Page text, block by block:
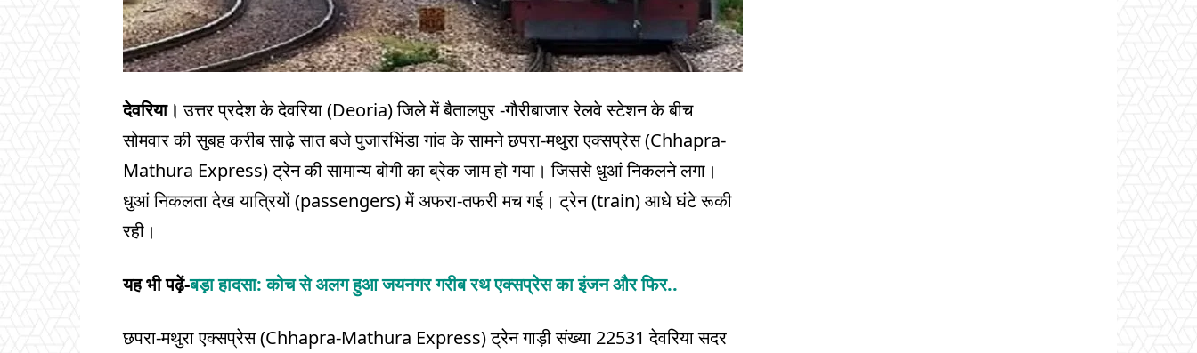
देवरिया। उत्तर प्रदेश के देवरिया (Deoria) जिले में बैतालपुर -गौरीबाजार रेलवे स्टेशन के बीच
सोमवार की सुबह करीब साढ़े सात बजे पुजारभिंडा गांव के सामने छपरा-मथुरा एक्सप्रेस (Chhapra-
Mathura Express) ट्रेन की सामान्य बोगी का ब्रेक जाम हो गया। जिससे धुआं निकलने लगा।
धुआं निकलता देख यात्रियों (passengers) में अफरा-तफरी मच गई। ट्रेन (train) आधे घंटे रूकी
रही।
यह भी पढ़ें-बड़ा हादसा: कोच से अलग हुआ जयनगर गरीब रथ एक्सप्रेस का इंजन और फिर..
छपरा-मथुरा एक्सप्रेस (Chhapra-Mathura Express) ट्रेन गाड़ी संख्या 22531 देवरिया सदर